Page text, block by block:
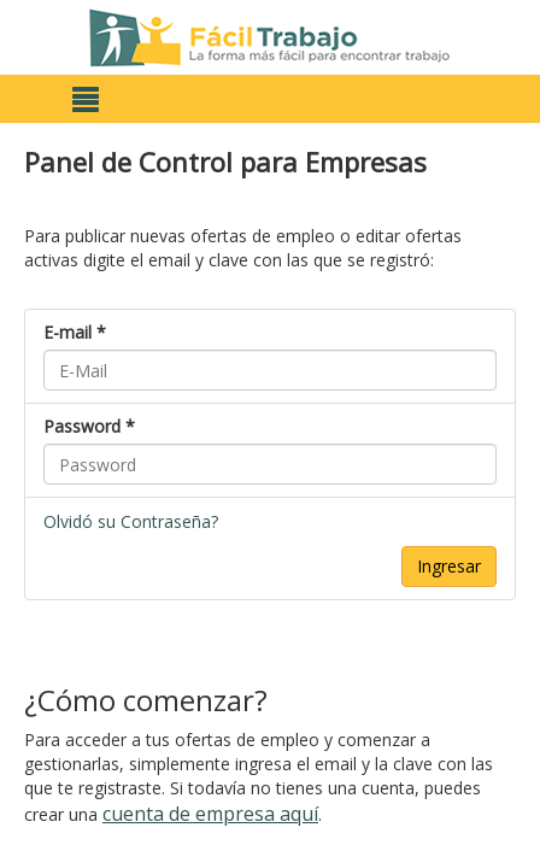
Panel de Control para Empresas
Para publicar nuevas ofertas de empleo o editar ofertas
activas digite el email y clave con las que se registró:
E-mail *
Password *
Olvidó su Contraseña?
Ingresar
¿Cómo comenzar?
Para acceder a tus ofertas de empleo y comenzar a
gestionarlas, simplemente ingresa el email y la clave con las
que te registraste. Si todavía no tienes una cuenta, puedes
crear una cuenta de empresa aquí.